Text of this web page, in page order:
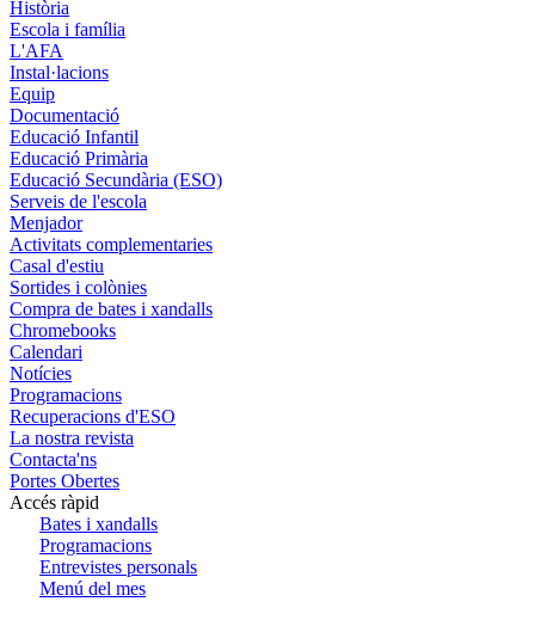
Història
Escola i família
L'AFA
Instal·lacions
Equip
Documentació
Educació Infantil
Educació Primària
Educació Secundària (ESO)
Serveis de l'escola
Menjador
Activitats complementaries
Casal d'estiu
Sortides i colònies
Compra de bates i xandalls
Chromebooks
Calendari
Notícies
Programacions
Recuperacions d'ESO
La nostra revista
Contacta'ns
Portes Obertes
Accés ràpid
Bates i xandalls
Programacions
Entrevistes personals
Menú del mes